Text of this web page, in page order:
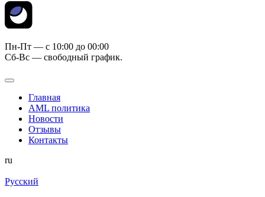
Пн-Пт — c 10:00 до 00:00
Сб-Вс — свободный график.
Главная
AML политика
Новости
Отзывы
Контакты
ru
Русский